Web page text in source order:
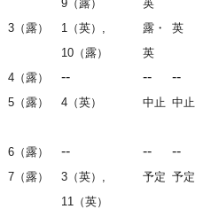
9（露）
英
3（露）
1（英）,
10（露）
露・
英
英
4（露） -- -- --
5（露） 4（英） 中止 中止
6（露） -- -- --
7（露）
3（英）,
11（英）
予定 予定